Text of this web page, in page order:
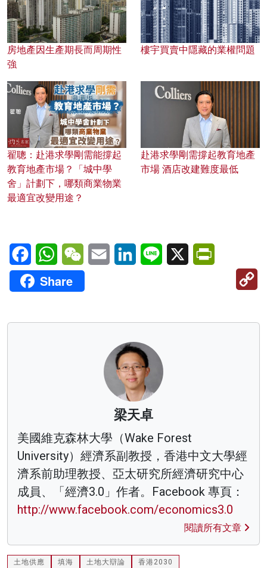
房地產因生產期長而周期性
強
樓宇買賣中隱藏的業權問題
翟聰：赴港求學剛需能撐起
教育地產市場？「城中學
舍」計劃下，哪類商業物業
最適宜改變用途？
赴港求學剛需撐起教育地產
市場 酒店改建難度最低
FacebookWhatsAppWeChatEmail LinkedInLine X
Share
梁天卓
美國維克森林大學（Wake Forest
University）經濟系副教授，香港中文大學經
濟系前助理教授、亞太研究所經濟研究中心
成員、「經濟3.0」作者。Facebook 專頁：
http://www.facebook.com/economics3.0
閱讀所有文章
土地供應 填海 土地大辯論 香港2030